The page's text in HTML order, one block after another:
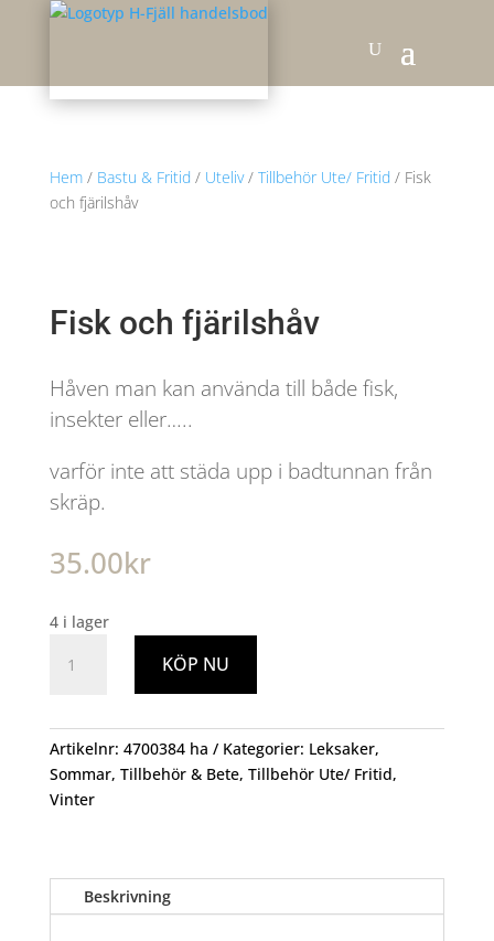
Hem/ Bastu & Fritid / Uteliv/ Tillbehör Ute/ Fritid / Fisk
och fjärilshåv
Fisk och fjärilshåv
Håven man kan använda till både fisk,
insekter eller…..
varför inte att städa upp i badtunnan från
skräp.
35.00kr
4 i lager
och
KÖP NU
Artikelnr: 4700384 ha Kategorier: Leksaker,
Sommar, Tillbehör & Bete, Tillbehör Ute/ Fritid,
Vinter
Beskrivning